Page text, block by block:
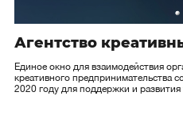
Агентство
Единое окно для взаимодействия
креативного предпринимательства
2020 году для поддержки и развития